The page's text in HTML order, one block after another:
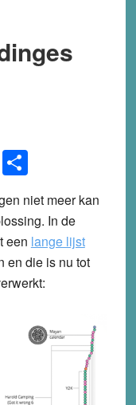
Share
niet meer kan
In de
een lange lijst
en die is nu tot